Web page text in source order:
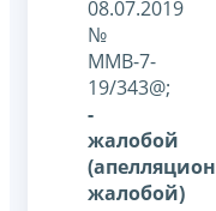
08.07.2019
№
ММВ-7-
19/343@;
-
жалобой
жалобой)